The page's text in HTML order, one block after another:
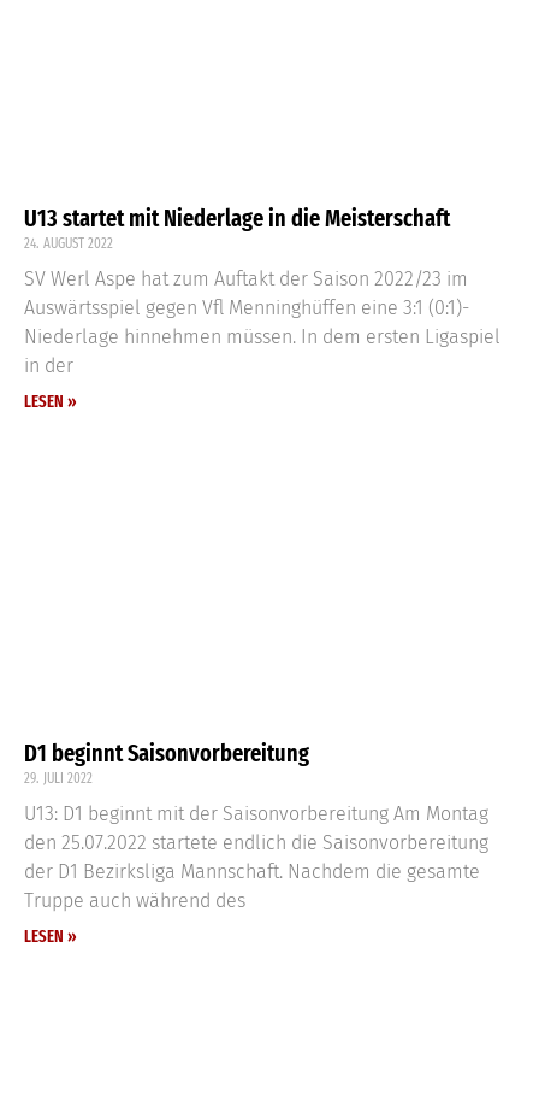
U13 startet mit Niederlage in die Meisterschaft
24. AUGUST 2022
SV Werl Aspe hat zum Auftakt der Saison 2022/23 im
Auswärtsspiel gegen Vfl Menninghüffen eine 3:1 (0:1)-
Niederlage hinnehmen müssen. In dem ersten Ligaspiel
in der
LESEN »
D1 beginnt Saisonvorbereitung
29. JULI 2022
U13: D1 beginnt mit der Saisonvorbereitung Am Montag
den 25.07.2022 startete endlich die Saisonvorbereitung
der D1 Bezirksliga Mannschaft. Nachdem die gesamte
Truppe auch während des
LESEN »